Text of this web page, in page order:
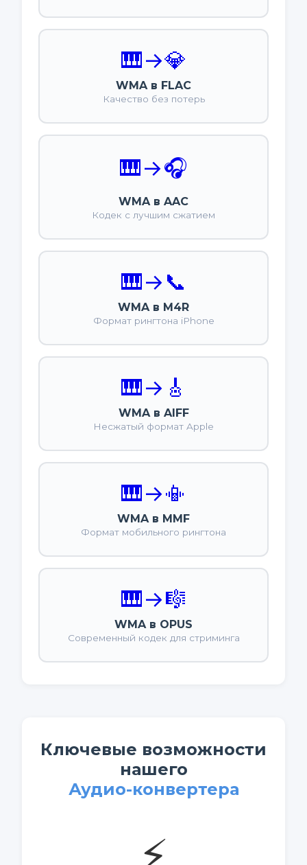
🎹→💎
WMA в FLAC
Качество без потерь
🎹→🎧
WMA в AAC
Кодек с лучшим сжатием
🎹→📞
WMA в M4R
Формат рингтона iPhone
🎹→ 🎸
WMA в AIFF
Несжатый формат Apple
🎹→📳
WMA в MMF
Формат мобильного рингтона
🎹→🎼
WMA в OPUS
Современный кодек для стриминга
Ключевые возможности
нашего
Аудио-конвертера